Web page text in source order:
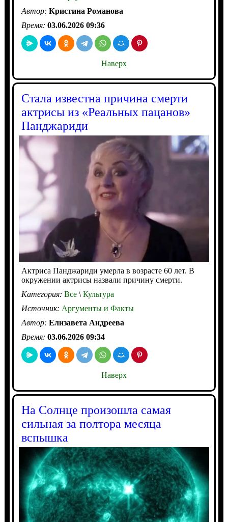
Автор: Кристина Романова
Время: 03.06.2026 09:36
Наверх
Стала известна причина смерти
актрисы из «Реальных пацанов»
Панджариди
Актриса Панджариди умерла в возрасте 60 лет. В
окружении актрисы назвали причину смерти.
Категория: Все\Культура
Источник: Аргументы и Факты
Автор: Елизавета Андреева
Время: 03.06.2026 09:34
Наверх
На Солнце произошла самая
сильная за полтора месяца
вспышка